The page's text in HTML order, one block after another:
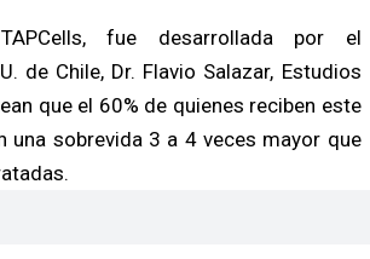
fue desarrollada por el
de Chile, Dr. Flavio Salazar, Estudios
que el 60% de quienes reciben este
una sobrevida 3 a 4 veces mayor que